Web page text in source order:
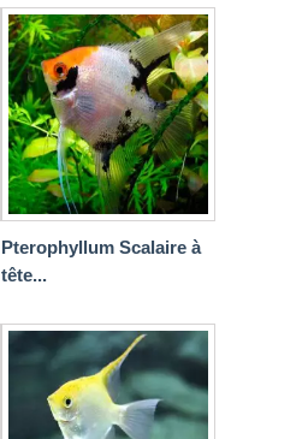
Pterophyllum Scalaire à
tête...